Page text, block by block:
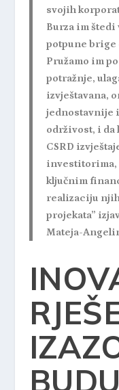
svojih
Burza im
potpune brige
Pružamo im
potražnje,
izvještavana,
jednostavnije
održivost, i da
CSRD
investitorima,
ključnim
realizaciju
projekata”
Mateja-